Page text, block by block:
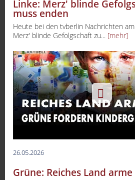
Linke: Merz' blinde
muss enden
Heute bei den tvberlin Nachrichten
Merz' blinde Gefolgschaft zu... [mehr]
26.05.2026
Grüne: Reiches Land